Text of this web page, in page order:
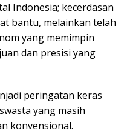
Indonesia; kecerdasan
bantu, melainkan telah
yang memimpin
dan presisi yang
peringatan keras
yang masih
konvensional.